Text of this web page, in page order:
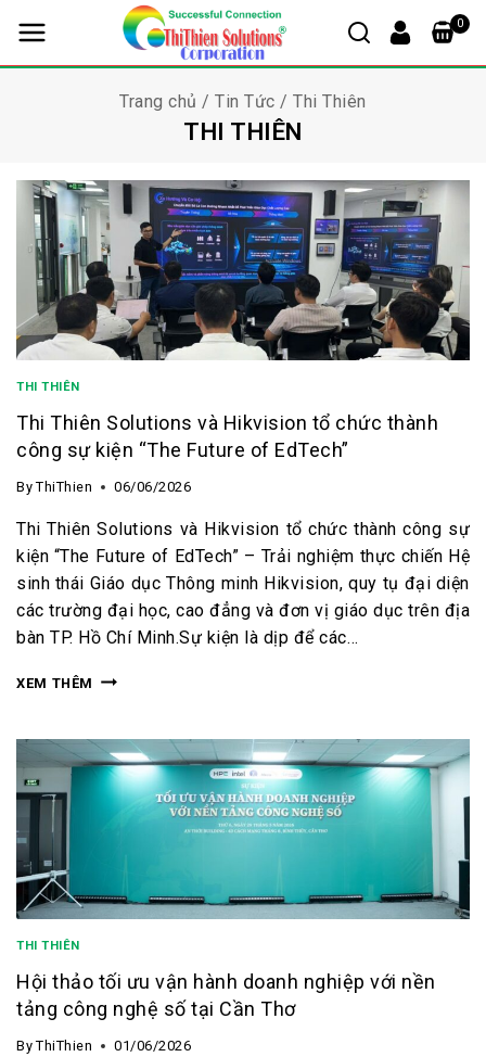
0
Trang chủ / Tin Tức / Thi Thiên
THI THIÊN
THI THIÊN
Thi Thiên Solutions và Hikvision tổ chức thành
công sự kiện “The Future of EdTech”
By ThiThien 06/06/2026
Thi Thiên Solutions và Hikvision tổ chức thành công sự
kiện “The Future of EdTech” – Trải nghiệm thực chiến Hệ
sinh thái Giáo dục Thông minh Hikvision, quy tụ đại diện
các trường đại học, cao đẳng và đơn vị giáo dục trên địa
bàn TP. Hồ Chí Minh.Sự kiện là dịp để các…
XEM THÊM
THI THIÊN
Hội thảo tối ưu vận hành doanh nghiệp với nền
tảng công nghệ số tại Cần Thơ
By ThiThien 01/06/2026